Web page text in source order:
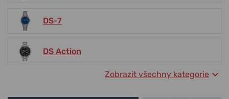
DS-7
DS Action
Zobrazit všechny kategorie